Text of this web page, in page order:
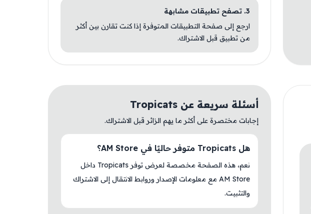
3. تصفح تطبيقات مشابهة
ارجع إلى صفحة التطبيقات المتوفرة إذا كنت تقارن بين أكثر
من تطبيق قبل الاشتراك.
أسئلة سريعة عن Tropicats
إجابات مختصرة على أكثر ما يهم الزائر قبل الاشتراك.
هل Tropicats متوفر حاليًا في AM Store؟
نعم، هذه الصفحة مخصصة لعرض توفر Tropicats داخل
AM Store مع معلومات الإصدار وروابط الانتقال إلى الاشتراك
والتثبيت.